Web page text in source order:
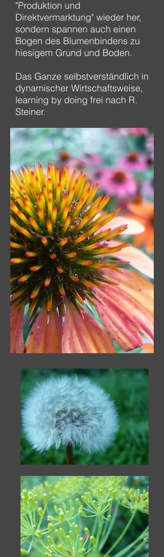
"Produktion und
Direktvermarktung" wieder her,
sondern spannen auch einen
Bogen des Blumenbindens zu
hiesigem Grund und Boden.
Das Ganze selbstverständlich in
dynamischer Wirtschaftsweise,
learning by doing frei nach R.
Steiner.